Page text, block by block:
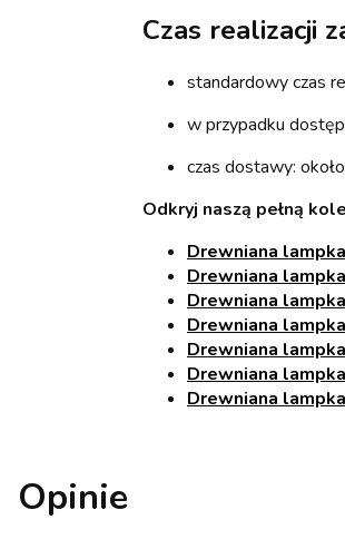
Czas realizacji
standardowy czas
w przypadku
czas dostawy: około
Odkryj naszą pełną
Drewniana
Drewniana
Drewniana
Drewniana
Drewniana
Drewniana
Drewniana
Opinie